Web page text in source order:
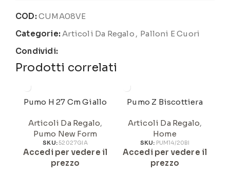
COD: CUMA08VE
Categorie: Articoli Da Regalo , Palloni E Cuori
Condividi:
Prodotti correlati
Pumo H 27 Cm Giallo
Articoli Da Regalo,
Pumo New Form
SKU:52027GIA
Accedi per vedere il
prezzo
Pumo Z Biscottiera
Articoli Da Regalo,
Home
SKU: PUM14/20BI
Accedi per vedere il
prezzo